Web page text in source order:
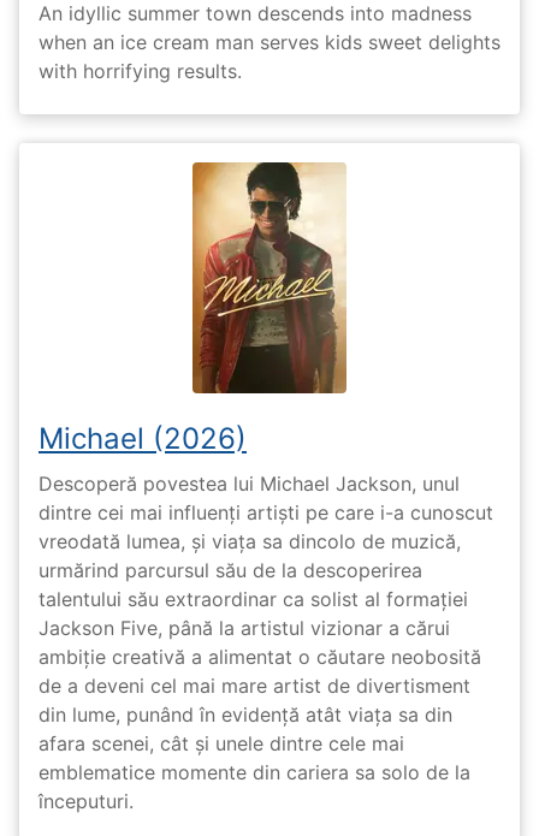
An idyllic summer town descends into madness
when an ice cream man serves kids sweet delights
with horrifying results.
Michael (2026)
Descoperă povestea lui Michael Jackson, unul
dintre cei mai influenți artiști pe care i-a cunoscut
vreodată lumea, și viața sa dincolo de muzică,
urmărind parcursul său de la descoperirea
talentului său extraordinar ca solist al formației
Jackson Five, până la artistul vizionar a cărui
ambiție creativă a alimentat o căutare neobosită
de a deveni cel mai mare artist de divertisment
din lume, punând în evidență atât viața sa din
afara scenei, cât și unele dintre cele mai
emblematice momente din cariera sa solo de la
începuturi.